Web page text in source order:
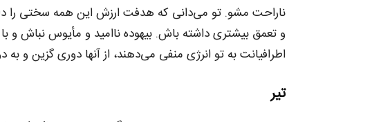
ناراحت مشو. تو می‌دانی که هدفت ارزش این همه سختی را
و تعمق بیشتری داشته باش. بیهوده ناامید و مأیوس نباش و
اطرافیانت به تو انرژی منفی می‌دهند، از آنها دوری گزین و
تیر